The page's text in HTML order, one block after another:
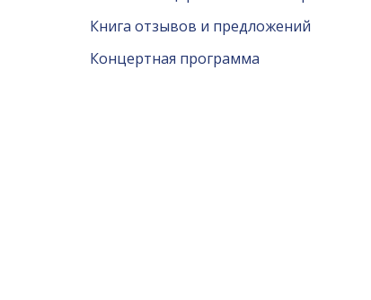
Книга отзывов и предложений
Концертная программа